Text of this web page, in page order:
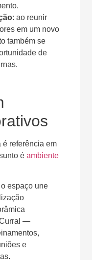
: ao reunir
em um novo
também se
de
é referência em
é ambiente
espaço une
Curral —
e